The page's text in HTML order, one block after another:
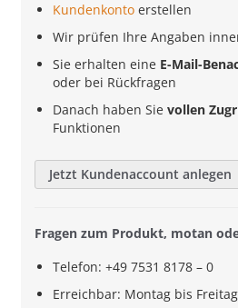
Kundenkonto erstellen
Wir prüfen Ihre Angaben
Sie erhalten eine E-Mail-
oder bei Rückfragen
Danach haben Sie vollen
Funktionen
Jetzt Kundenaccount anlegen
Fragen zum Produkt, motan
Telefon: +49 7531 8178 – 0
Erreichbar: Montag bis